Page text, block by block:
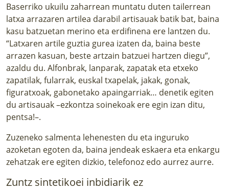
Baserriko ukuilu zaharrean muntatu duten tailerrean
latxa arrazaren artilea darabil artisauak batik bat, baina
kasu batzuetan merino eta erdifinena ere lantzen du.
“Latxaren artile guztia gurea izaten da, baina beste
arrazen kasuan, beste artzain batzuei hartzen diegu”,
azaldu du. Alfonbrak, lanparak, zapatak eta etxeko
zapatilak, fularrak, euskal txapelak, jakak, gonak,
figuratxoak, gabonetako apaingarriak… denetik egiten
du artisauak –ezkontza soinekoak ere egin izan ditu,
pentsa!–.
Zuzeneko salmenta lehenesten du eta inguruko
azoketan egoten da, baina jendeak eskaera eta enkargu
zehatzak ere egiten dizkio, telefonoz edo aurrez aurre.
Zuntz sintetikoei inbidiarik ez